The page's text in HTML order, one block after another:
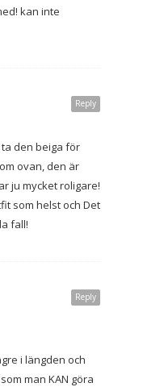
kan inte
Reply
den beiga för
ovan, den är
ju mycket roligare!
som helst och Det
fall!
Reply
i längden och
man KAN göra